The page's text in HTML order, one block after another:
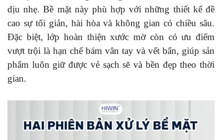
dịu nhẹ. Bề mặt này phù hợp với những thiết kế đề
cao sự tối giản, hài hòa và không gian có chiều sâu.
Đặc biệt, lớp hoàn thiện xước mờ còn có ưu điểm
vượt trội là hạn chế bám vân tay và vết bẩn, giúp sản
phẩm luôn giữ được vẻ sạch sẽ và bền đẹp theo thời
gian.